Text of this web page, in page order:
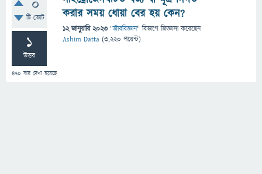
0
টি ভোট
1
উত্তর
470 বার দেখা হয়েছে
করার সময় ধোয়া বের হয় কেন?
12 জানুয়ারি 2023 "জীববিজ্ঞান" বিভাগে জিজ্ঞাসাকরেছেন
Ashim Datta (3,220 পয়েন্ট)